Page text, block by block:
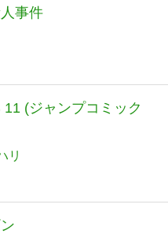
事件
(ジャンプコミック
リ